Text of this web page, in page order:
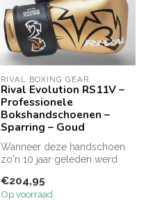
RIVAL BOXING GEAR
Rival Evolution RS11V –
Professionele
Bokshandschoenen –
Sparring – Goud
Wanneer deze handschoen
zo'n 10 jaar geleden werd
geen...
€204,95
Op voorraad